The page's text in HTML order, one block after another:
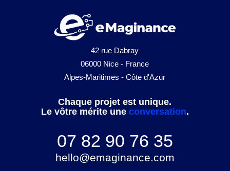
42 rue Dabray
06000 Nice - France
Alpes-Maritimes - Côte d'Azur
Chaque projet est unique.
Le vôtre mérite une conversation.
07 82 90 76 35
hello@emaginance.com